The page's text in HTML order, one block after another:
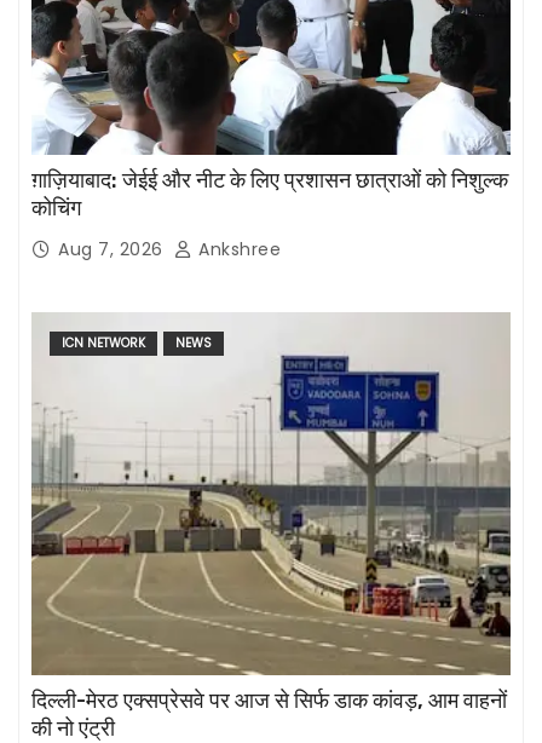
ग़ाज़ियाबाद: जेईई और नीट के लिए प्रशासन छात्राओं को निशुल्क
कोचिंग
Aug 7, 2026 Ankshree
ICN NETWORK NEWS
दिल्ली-मेरठ एक्सप्रेसवे पर आज से सिर्फ डाक कांवड़, आम वाहनों
की नो एंट्री